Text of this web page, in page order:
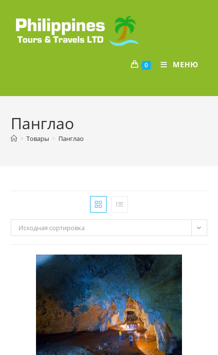
содержимому
0 МЕНЮ
Панглао
> Товары > Панглао
Исходная сортировка